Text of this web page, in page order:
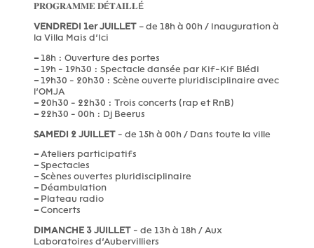
𝐏𝐑𝐎𝐆𝐑𝐀𝐌𝐌𝐄 𝐃É𝐓𝐀𝐈𝐋𝐋É
VENDREDI 1er JUILLET – de 18h à 00h / Inauguration à
la Villa Mais d’Ici
– 18h : Ouverture des portes
– 19h - 19h30 : Spectacle dansée par Kif-Kif Blédi
– 19h30 - 20h30 : Scène ouverte pluridisciplinaire avec
l’OMJA
– 20h30 - 22h30 : Trois concerts (rap et RnB)
– 22h30 - 00h : Dj Beerus
SAMEDI 2 JUILLET - de 15h à 00h / Dans toute la ville
– Ateliers participatifs
– Spectacles
– Scènes ouvertes pluridisciplinaire
– Déambulation
– Plateau radio
– Concerts
DIMANCHE 3 JUILLET - de 13h à 18h / Aux
Laboratoires d’Aubervilliers